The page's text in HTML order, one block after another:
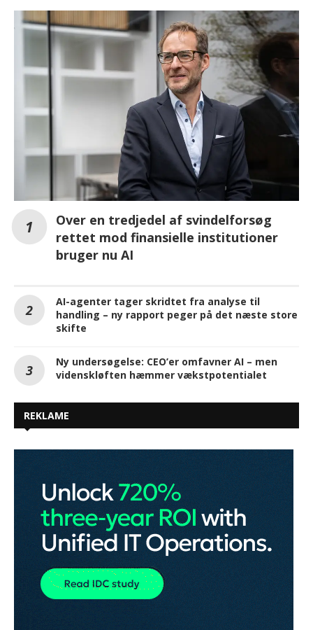
Over en tredjedel af svindelforsøg
rettet mod finansielle institutioner
bruger nu AI
AI-agenter tager skridtet fra analyse til
handling – ny rapport peger på det næste store
skifte
Ny undersøgelse: CEO’er omfavner AI – men
videnskløften hæmmer vækstpotentialet
REKLAME